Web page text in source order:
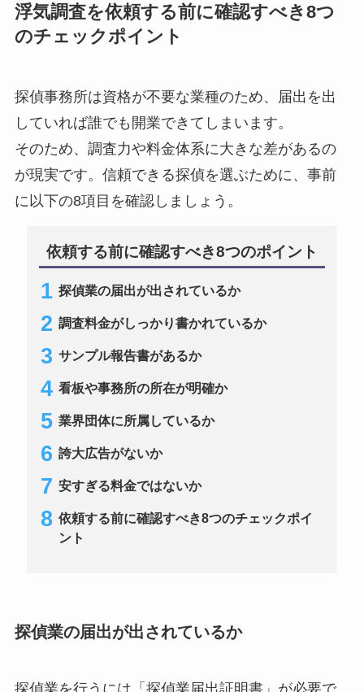
浮気調査を依頼する前に確認すべき8つ
のチェックポイント
探偵事務所は資格が不要な業種のため、届出を出
していれば誰でも開業できてしまいます。
そのため、調査力や料金体系に大きな差があるの
が現実です。信頼できる探偵を選ぶために、事前
に以下の8項目を確認しましょう。
依頼する前に確認すべき8つのポイント
探偵業の届出が出されているか
調査料金がしっかり書かれているか
サンプル報告書があるか
看板や事務所の所在が明確か
業界団体に所属しているか
誇大広告がないか
安すぎる料金ではないか
依頼する前に確認すべき8つのチェックポイ
ント
探偵業の届出が出されているか
探偵業を行うには「探偵業届出証明書」が必要で